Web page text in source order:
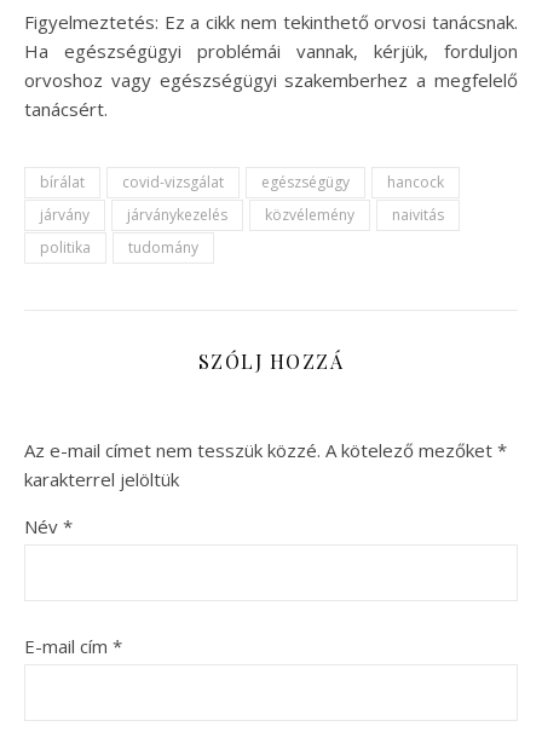
Figyelmeztetés: Ez a cikk nem tekinthető orvosi tanácsnak.
Ha egészségügyi problémái vannak, kérjük, forduljon
orvoshoz vagy egészségügyi szakemberhez a megfelelő
tanácsért.
bírálat covid-vizsgálat egészségügy
hancock
járvány
járványkezelés közvélemény
naivitás
politika
tudomány
SZÓLJ HOZZÁ
Az e-mail címet nem tesszük közzé. A kötelező mezőket *
karakterrel jelöltük
Név *
E-mail cím *